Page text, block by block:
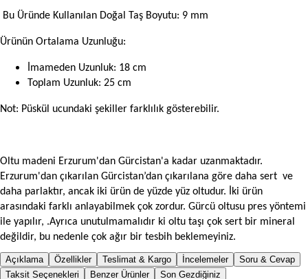
Bu Üründe Kullanılan Doğal Taş Boyutu: 9 mm
Ürünün Ortalama Uzunluğu:
İmameden Uzunluk: 18 cm
Toplam Uzunluk: 25 cm
Not: Püskül ucundaki şekiller farklılık gösterebilir.
Oltu madeni Erzurum'dan Gürcistan'a kadar uzanmaktadır.
Erzurum'dan çıkarılan Gürcistan’dan çıkarılana göre daha sert ve
daha parlaktır, ancak iki ürün de yüzde yüz oltudur. İki ürün
arasındaki farklı anlayabilmek çok zordur. Gürcü oltusu pres yöntemi
ile yapılır, .Ayrıca unutulmamalıdır ki oltu taşı çok sert bir mineral
değildir, bu nedenle çok ağır bir tesbih beklemeyiniz.
Açıklama Özellikler Teslimat & Kargo İncelemeler
Soru & Cevap
Taksit Seçenekleri
Benzer Ürünler Son Gezdiğiniz